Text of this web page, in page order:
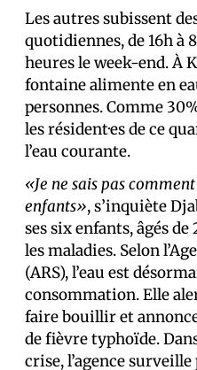
Les autres subissent
quotidiennes, de 16h à
heures le week-end. À
fontaine alimente en
personnes. Comme
les résident·es de ce
l’eau courante.
«Je ne sais pas
enfants», s’inquiète
ses six enfants, âgés
les maladies. Selon
(ARS), l’eau est
consommation. Elle
faire bouillir et
de fièvre typhoïde.
crise, l’agence